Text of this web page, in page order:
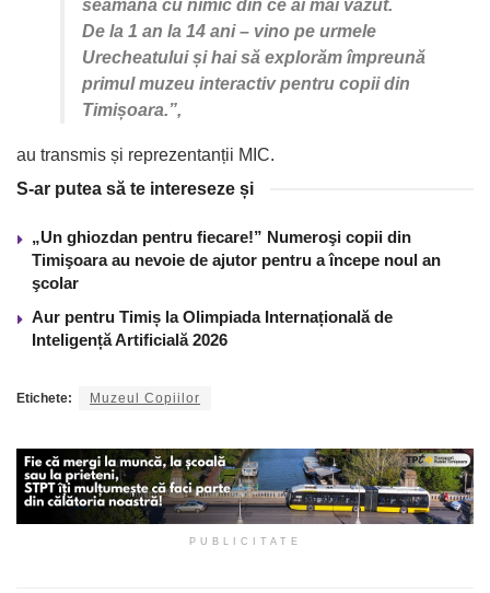
seamănă cu nimic din ce ai mai văzut.
De la 1 an la 14 ani – vino pe urmele
Urecheatului și hai să explorăm împreună
primul muzeu interactiv pentru copii din
Timișoara.”,
au transmis și reprezentanții MIC.
S-ar putea să te intereseze și
„Un ghiozdan pentru fiecare!” Numeroşi copii din
Timişoara au nevoie de ajutor pentru a începe noul an
şcolar
Aur pentru Timiș la Olimpiada Internațională de
Inteligență Artificială 2026
Etichete: Muzeul Copiilor
PUBLICITATE